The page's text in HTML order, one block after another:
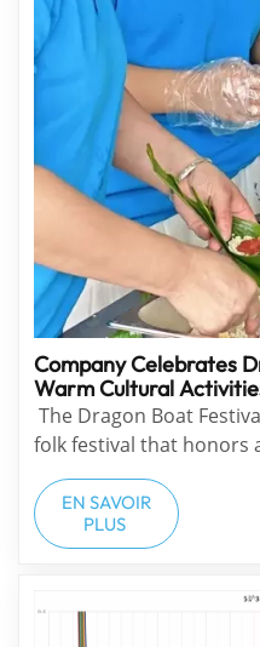
Company Celebrates
Warm Cultural
The Dragon Boat
folk festival that honors
and conveys blessings
celebrate the festival
company organized a
EN SAVOIR
PLUS